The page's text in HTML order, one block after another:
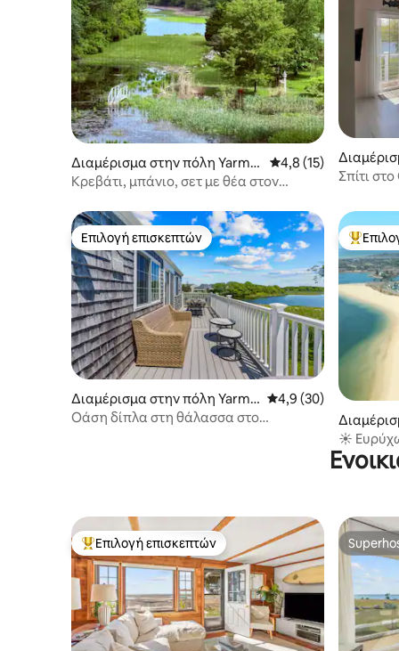
Διαμέρισμα στην πόλη Yarmo
uth
Μέση βαθμολογία:
4,8 (15)
Κρεβάτι, μπάνιο, σετ με θέα στον
amore
Σπίτι
Επιλογή επισκεπτών
Επιλογή επισκεπτών
Διαμέρισμα στην πόλη Yarmo
uth
Μέση βαθμολογία:
4,9 (30)
Οάση δίπλα στη θάλασσα στο
eham
☀️
Κορυφαία επιλογή επισκεπτών
Επιλογή επισκεπτών